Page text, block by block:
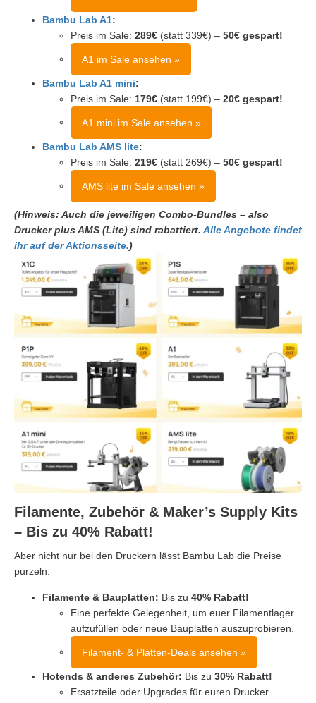
Bambu Lab A1:
Preis im Sale: 289€ (statt 339€) – 50€ gespart!
A1 im Sale ansehen »
Bambu Lab A1 mini:
Preis im Sale: 179€ (statt 199€) – 20€ gespart!
A1 mini im Sale ansehen »
Bambu Lab AMS lite:
Preis im Sale: 219€ (statt 269€) – 50€ gespart!
AMS lite im Sale ansehen »
(Hinweis: Auch die jeweiligen Combo-Bundles – also
Drucker plus AMS (Lite) sind rabattiert. Alle Angebote findet
ihr auf der Aktionsseite.)
Filamente, Zubehör & Maker’s Supply Kits
– Bis zu 40% Rabatt!
Aber nicht nur bei den Druckern lässt Bambu Lab die Preise
purzeln:
Filamente & Bauplatten: Bis zu 40% Rabatt!
Eine perfekte Gelegenheit, um euer Filamentlager
aufzufüllen oder neue Bauplatten auszuprobieren.
Filament- & Platten-Deals ansehen »
Hotends & anderes Zubehör: Bis zu 30% Rabatt!
Ersatzteile oder Upgrades für euren Drucker